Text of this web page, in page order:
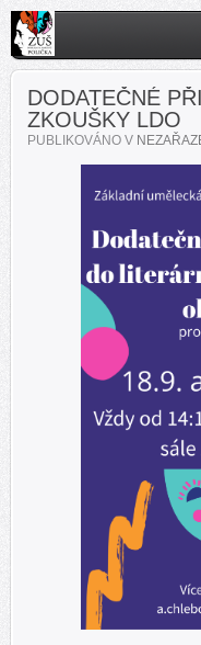
DODATEČNÉ
ZKOUŠKY LDO
PUBLIKOVÁNO V